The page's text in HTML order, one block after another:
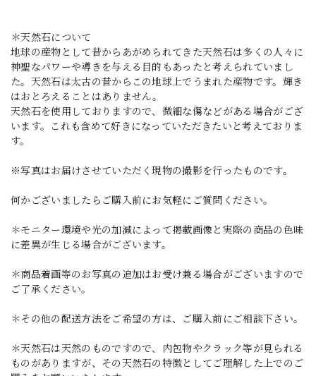
＊天然石について
地球の産物として昔からあがめられてきた天然石は多くの人々に
神聖なパワーや導きを与える目的もあったと考えられていまし
た。天然石は太古の昔からこの地球上でうまれた産物です。輝き
はおとろえることはありません。
天然石を使用しておりますので、微細な傷などがある場合がござ
います。これも含めて好きになっていただきたいと考えておりま
す。
※写真はお届けさせていただく現物の撮影を行ったものです。
何かございましたらご購入前にお気軽にご質問ください。
＊モニター環境や光の加減によって掲載画像と実際の商品の色味
に差異が生じる場合がございます。
＊商品着画等のお写真の追加はお受け兼る場合がございますので
ご了承ください。
＊その他の配送方法をご希望の方は、ご購入前にご相談下さい。
＊天然石は天然のものですので、内包物やクラック等が見られる
ものがありますが、その天然石の特徴としてご理解した上でのご